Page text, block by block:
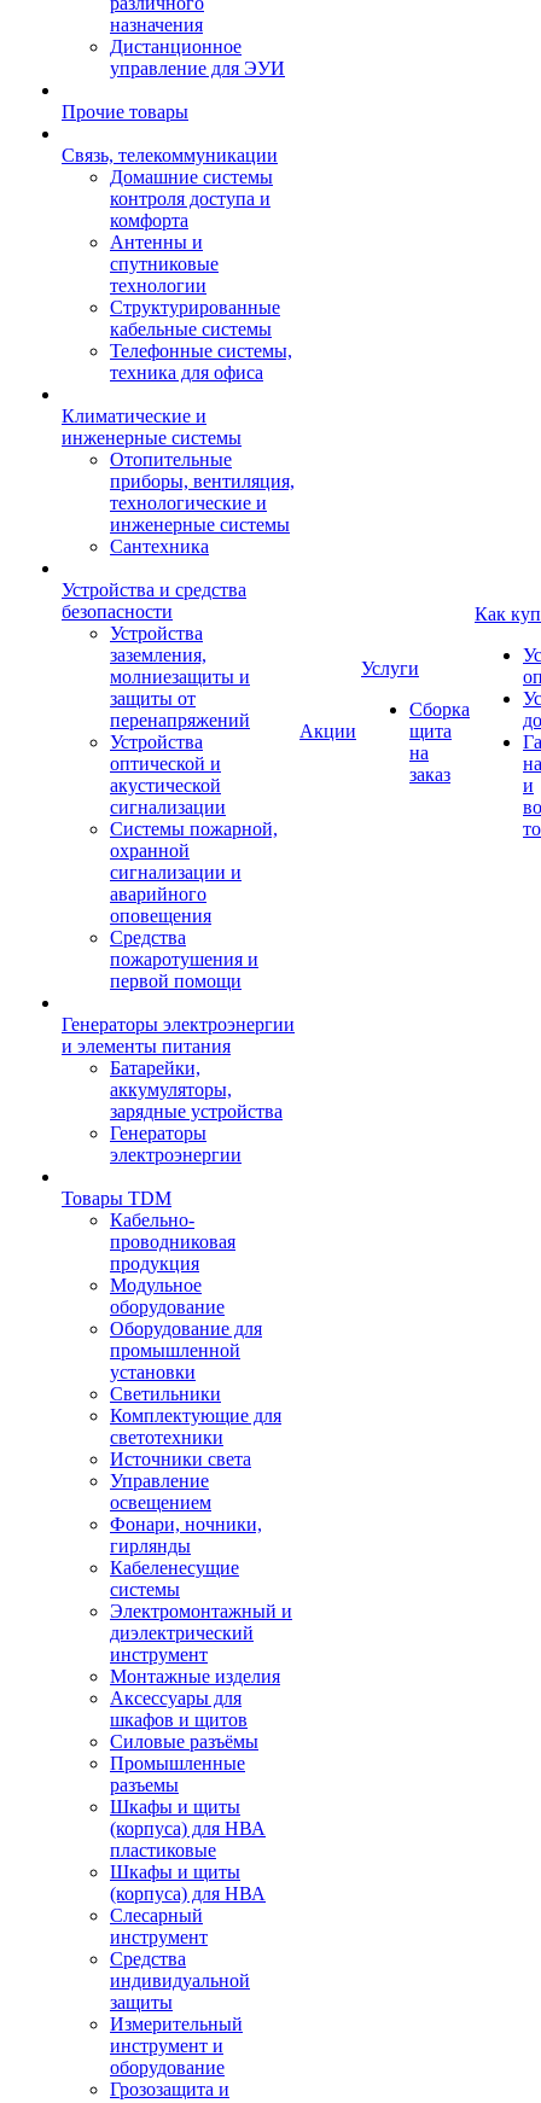
назначения
Дистанционное
управление для ЭУИ
Прочие товары
Связь, телекоммуникации
Домашние системы
контроля доступа и
комфорта
Антенны и
спутниковые
технологии
Структурированные
кабельные системы
Телефонные системы,
техника для офиса
Климатические и
инженерные системы
Отопительные
приборы, вентиляция,
технологические и
инженерные системы
Сантехника
Устройства и средства
безопасности
Устройства
заземления,
молниезащиты и
защиты от
перенапряжений
Устройства
оптической и
акустической
сигнализации
Системы пожарной,
охранной
сигнализации и
аварийного
оповещения
Средства
пожаротушения и
первой помощи
Генераторы электроэнергии
и элементы питания
Батарейки,
аккумуляторы,
зарядные устройства
Генераторы
электроэнергии
Товары TDM
Кабельно-
проводниковая
продукция
Модульное
оборудование
Оборудование для
промышленной
установки
Светильники
Комплектующие для
светотехники
Источники света
Управление
освещением
Фонари, ночники,
гирлянды
Кабеленесущие
системы
Электромонтажный и
диэлектрический
инструмент
Монтажные изделия
Аксессуары для
шкафов и щитов
Силовые разъёмы
Промышленные
разъемы
Шкафы и щиты
(корпуса) для НВА
пластиковые
Шкафы и щиты
(корпуса) для НВА
Слесарный
инструмент
Средства
индивидуальной
защиты
Измерительный
инструмент и
оборудование
Грозозащита и
Акции
Услуги
Сборка
щита
на
заказ
Как
и